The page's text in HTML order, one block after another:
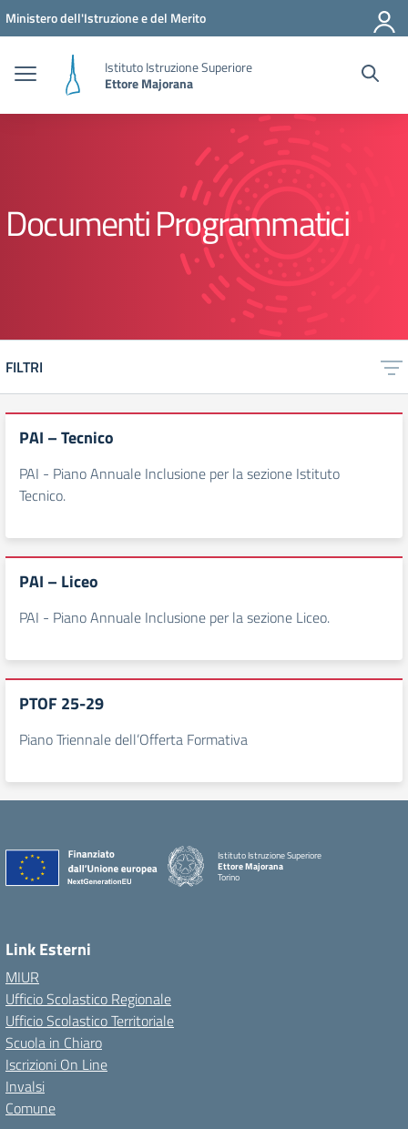
Vai ai contenuti
Vai al menu di navigazione
Vai al footer
Ministero dell'Istruzione e del Merito
Istituto Istruzione Superiore
Ettore Majorana
Documenti Programmatici
FILTRI
PAI – Tecnico
PAI - Piano Annuale Inclusione per la sezione Istituto
Tecnico.
PAI – Liceo
PAI - Piano Annuale Inclusione per la sezione Liceo.
PTOF 25-29
Piano Triennale dell’Offerta Formativa
Istituto Istruzione Superiore
Ettore Majorana
Torino
Link Esterni
MIUR
Ufficio Scolastico Regionale
Ufficio Scolastico Territoriale
Scuola in Chiaro
Iscrizioni On Line
Invalsi
Comune